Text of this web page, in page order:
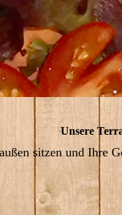
Unsere
sitzen und Ihre